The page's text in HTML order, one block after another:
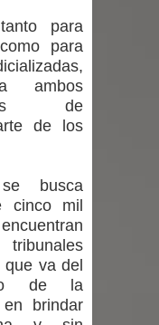
para
para
ambos
de
de los
busca
cinco mil
va del
de la
en brindar